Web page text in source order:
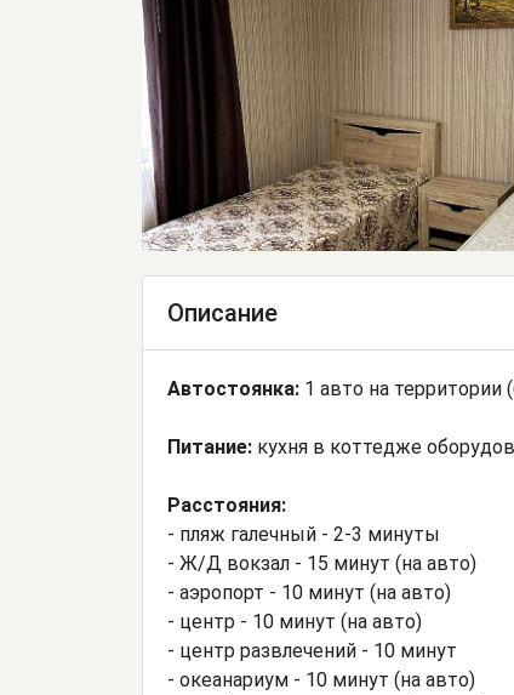
Описание
Автостоянка: 1 авто на территории
Питание: кухня в коттедже
Расстояния:
- пляж галечный - 2-3 минуты
- Ж/Д вокзал - 15 минут (на авто)
- аэропорт - 10 минут (на авто)
- центр - 10 минут (на авто)
- центр развлечений - 10 минут
- океанариум - 10 минут (на авто)